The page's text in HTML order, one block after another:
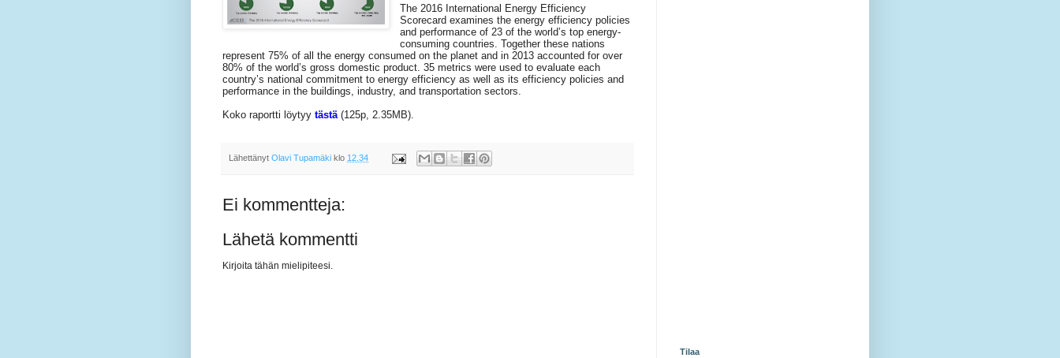
The 2016 International Energy Efficiency
Scorecard examines the energy efficiency policies
and performance of 23 of the world’s top energy-
consuming countries. Together these nations
represent 75% of all the energy consumed on the planet and in 2013 accounted for over
80% of the world’s gross domestic product. 35 metrics were used to evaluate each
country’s national commitment to energy efficiency as well as its efficiency policies and
performance in the buildings, industry, and transportation sectors.
Koko raportti löytyy tästä(125p, 2.35MB).
Lähettänyt Olavi Tupamäki klo 12.34
Ei kommentteja:
Lähetä kommentti
Kirjoita tähän mielipiteesi.
Tilaa